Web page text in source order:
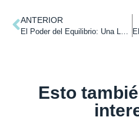
ANTERIOR
Esto